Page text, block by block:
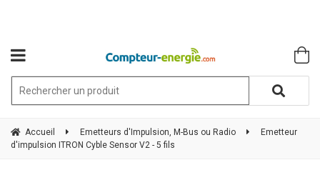
Accueil Emetteurs d'Impulsion, M-Bus ou Radio
Emetteur
d'impulsion ITRON Cyble Sensor V2 - 5 fils